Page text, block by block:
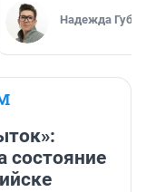
Надежда
состояние